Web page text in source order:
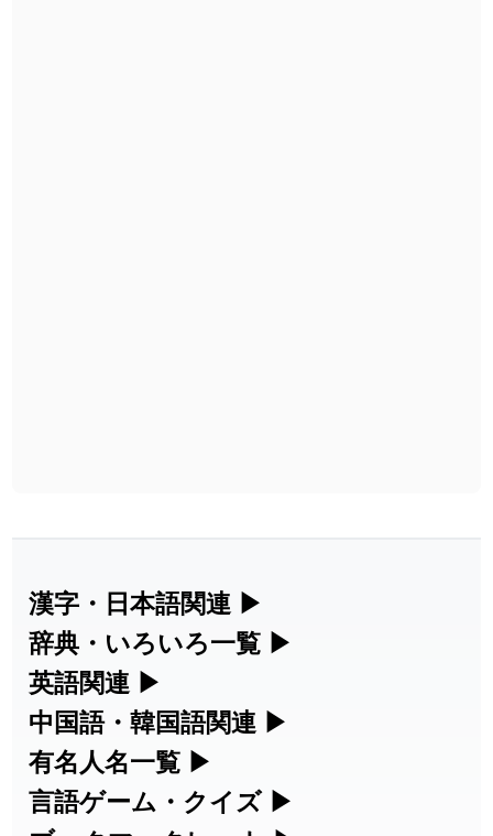
漢字・日本語関連 ▶
漢字の読み方検索、手書き入力、書き順
練習など、日本語学習に役立つツールを
集めています。
人名漢字辞典 - 読み方検索
手書き漢字入力
辞典・いろいろ一覧 ▶
部首・画数別の漢字一覧、熟語辞典、地
名・駅名検索など、各種リファレンスツ
ールです。
部首画数別漢字一覧
英語関連 ▶
カタカナ語・略語の意味検索、発音記
号、リスニング練習など英語学習ツール
です。
中国語・韓国語関連 ▶
中国語のピンイン変換、韓国語の手書き
入力など、アジア言語学習ツールです。
有名人名一覧 ▶
海外セレブやスポーツ選手の名前の読み
言語ゲーム・クイズ ▶